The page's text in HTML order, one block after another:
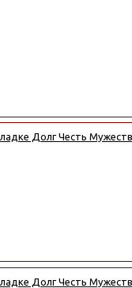
Долг Честь
Долг Честь